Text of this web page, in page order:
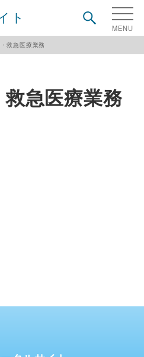
ト
救急医療業務
急医療業務